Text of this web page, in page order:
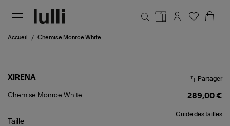
Accueil Chemise Monroe White
XIRENA
Chemise
Partager
Chemise Monroe White 289,00 €
Guide des tailles
Taille